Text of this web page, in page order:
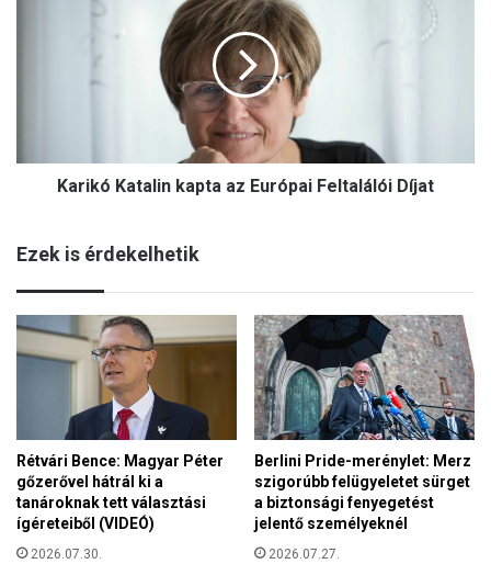
b
e
l
s
ő
é
ű
o
t
o
t
n
p
t
E
u
r
ó
p
a
Karikó Katalin kapta az Európai Feltalálói Díjat
Ezek is érdekelhetik
Rétvári Bence: Magyar Péter
gőzerővel hátrál ki a
tanároknak tett választási
ígéreteiből (VIDEÓ)
2026.07.30.
Berlini Pride-merénylet: Merz
szigorúbb felügyeletet sürget
a biztonsági fenyegetést
jelentő személyeknél
2026.07.27.